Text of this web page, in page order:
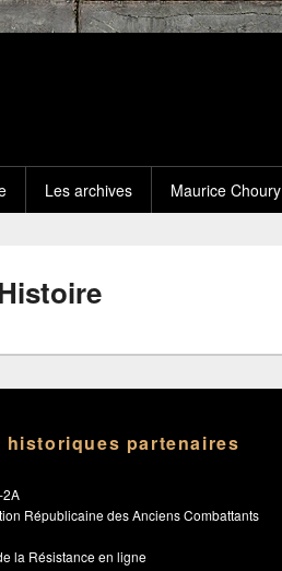
Les archives Maurice Choury
historiques partenaires
2A
Républicaine des Anciens Combattants
la Résistance en ligne